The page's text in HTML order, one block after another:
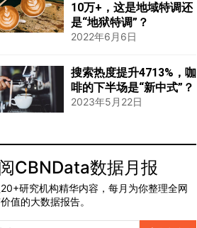
10万+，这是地域特调还
是“地狱特调”？
2022年6月6日
搜索热度提升4713%，咖
啡的下半场是“新中式”？
2023年5月22日
CBNData数据月报
研究机构精华内容，每月为你整理全网
值的大数据报告。